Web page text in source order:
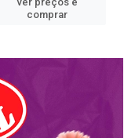
comprar